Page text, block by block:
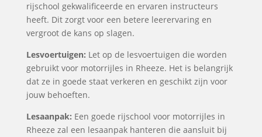
rijschool gekwalificeerde en ervaren instructeurs
heeft. Dit zorgt voor een betere leerervaring en
vergroot de kans op slagen.
Lesvoertuigen: Let op de lesvoertuigen die worden
gebruikt voor motorrijles in Rheeze. Het is belangrijk
dat ze in goede staat verkeren en geschikt zijn voor
jouw behoeften.
Lesaanpak: Een goede rijschool voor motorrijles in
Rheeze zal een lesaanpak hanteren die aansluit bij